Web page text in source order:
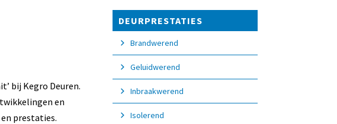
bij Kegro Deuren.
en
prestaties.
DEURPRESTATIES
Brandwerend
Geluidwerend
Inbraakwerend
Isolerend